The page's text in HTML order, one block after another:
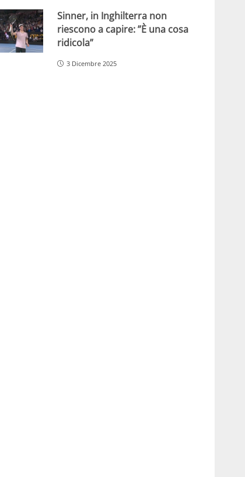
Sinner, in Inghilterra non
riescono a capire: ”È una cosa
ridicola”
3 Dicembre 2025